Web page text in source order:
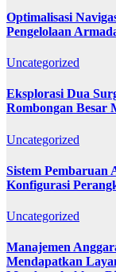
Optimalisasi
Pengelolaan
Uncategorized
Eksplorasi Dua
Rombongan Besar
Uncategorized
Sistem Pembaruan
Konfigurasi
Uncategorized
Manajemen
Mendapatkan